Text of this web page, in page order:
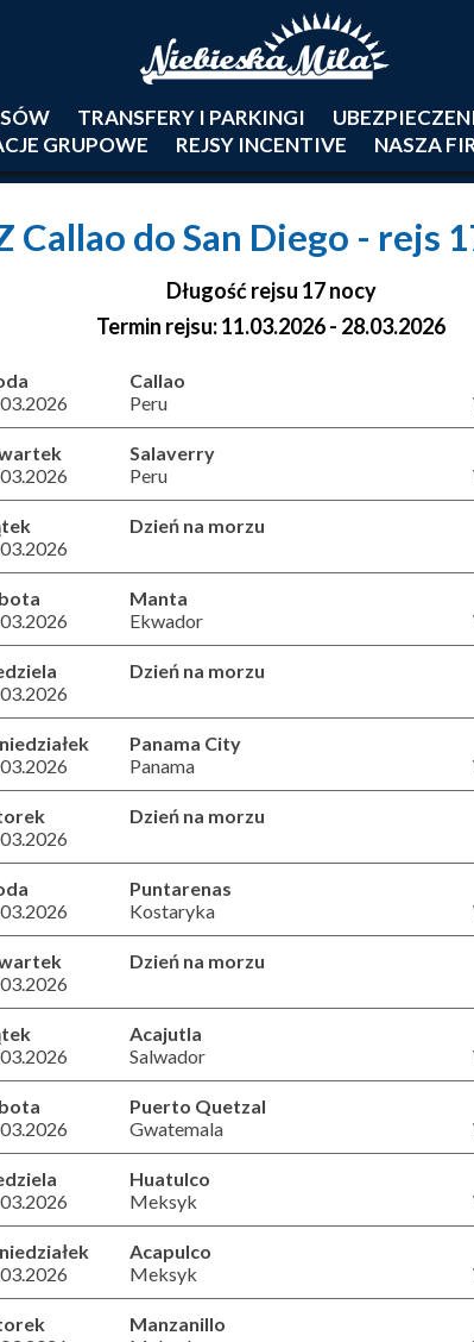
TRANSFERY I PARKINGI
GRUPOWE
REJSY INCENTIVE NASZA
Callao do San Diego - rejs
Długość rejsu 17 nocy
Termin rejsu: 11.03.2026 - 28.03.2026
Callao
Peru
Salaverry
Peru
Dzień na morzu
Manta
Ekwador
Dzień na morzu
Panama City
Panama
Dzień na morzu
Puntarenas
Kostaryka
Dzień na morzu
Acajutla
Salwador
Puerto Quetzal
Gwatemala
Huatulco
Meksyk
Acapulco
Meksyk
Manzanillo